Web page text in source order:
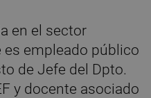
en el sector
empleado público
de Jefe del Dpto.
y docente asociado